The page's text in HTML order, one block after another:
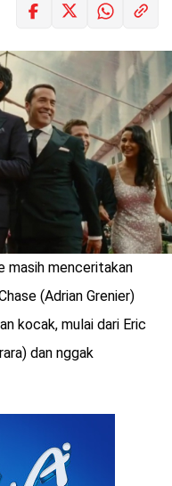
masih menceritakan
(Adrian Grenier)
kocak, mulai dari Eric
dan nggak